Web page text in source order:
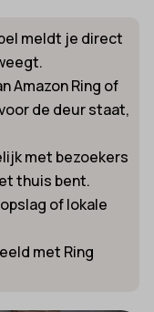
meldt je direct
Amazon Ring of
de deur staat,
met bezoekers
thuis bent.
of lokale
met Ring